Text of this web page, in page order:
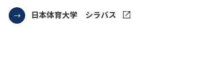
日本体育大学 シラバス